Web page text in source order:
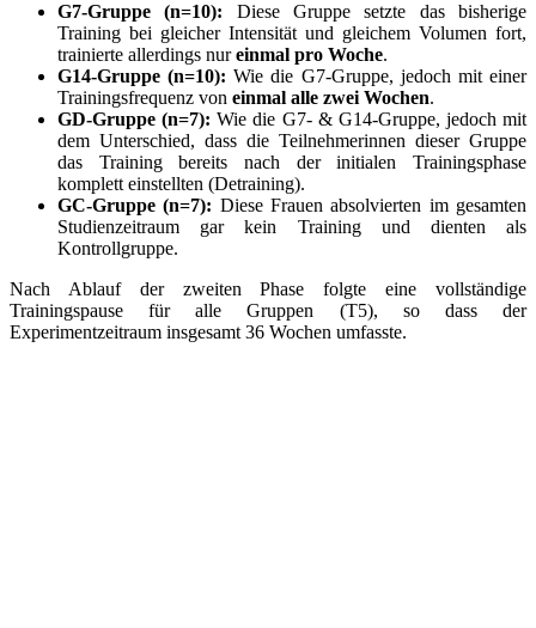
G7-Gruppe (n=10): Diese Gruppe setzte das bisherige
Training bei gleicher Intensität und gleichem Volumen fort,
trainierte allerdings nureinmal pro Woche.
G14-Gruppe (n=10): Wie die G7-Gruppe, jedoch mit einer
Trainingsfrequenz von einmal alle zwei Wochen.
GD-Gruppe (n=7): Wie die G7- & G14-Gruppe, jedoch mit
dem Unterschied, dass die Teilnehmerinnen dieser Gruppe
das Training bereits nach der initialen Trainingsphase
komplett einstellten (Detraining).
GC-Gruppe (n=7): Diese Frauen absolvierten im gesamten
Studienzeitraum gar kein Training und dienten als
Kontrollgruppe.
Nach Ablauf der zweiten Phase folgte eine vollständige
Trainingspause für alle Gruppen (T5), so dass der
Experimentzeitraum insgesamt 36 Wochen umfasste.